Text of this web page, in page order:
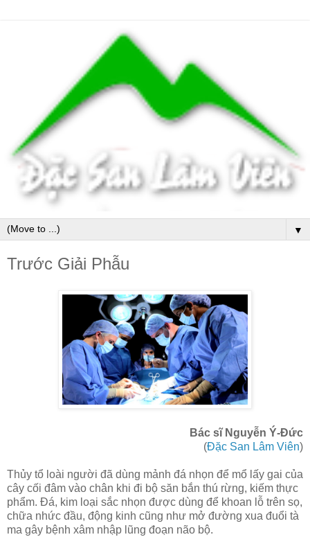
▼
Trước Giải Phẫu
Bác sĩ Nguyễn Ý-Đức
(Đặc San Lâm Viên)
Thủy tổ loài người đã dùng mảnh đá nhọn để mổ lấy gai của
cây cối đâm vào chân khi đi bộ săn bắn thú rừng, kiếm thực
phẩm. Đá, kim loại sắc nhọn được dùng để khoan lỗ trên sọ,
chữa nhức đầu, động kinh cũng như mở đường xua đuổi tà
ma gây bệnh xâm nhập lũng đoạn não bộ.